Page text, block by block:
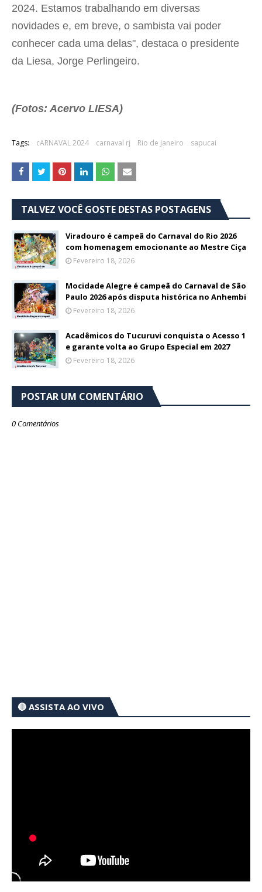
2024. Estamos trabalhando em diversas
novidades e, em breve, o sambista vai poder
conhecer cada uma delas", destaca o presidente
da Liesa, Jorge Perlingeiro.
(Fotos: Acervo LIESA)
Tags: cARNAVAL 2024 carnaval rj Rio de Janeiro sapucai
TALVEZ VOCÊ GOSTE DESTAS POSTAGENS
Viradouro é campeã do Carnaval do Rio 2026
com homenagem emocionante ao Mestre Ciça
Fevereiro 18, 2026
Mocidade Alegre é campeã do Carnaval de São
Paulo 2026 após disputa histórica no Anhembi
Fevereiro 18, 2026
Acadêmicos do Tucuruvi conquista o Acesso 1
e garante volta ao Grupo Especial em 2027
Fevereiro 18, 2026
POSTAR UM COMENTÁRIO
0 Comentários
🔴 ASSISTA AO VIVO